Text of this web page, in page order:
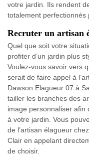
votre jardin. Ils rendent
totalement perfectionnés
Recruter un artisan
Quel que soit votre
profiter d’un jardin plus
Voulez-vous savoir vers
serait de faire appel à
Dawson Elagueur 07 à
tailler les branches des
image personnaliser afin
à votre jardin. Vous
de l’artisan élagueur
Clair en appelant
de choisir.